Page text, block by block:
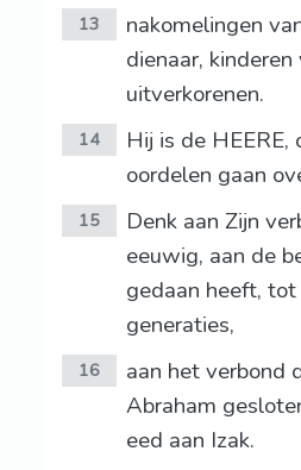
13
nakomelingen
dienaar, kinderen
uitverkorenen.
14
Hij is de HEERE,
oordelen gaan
15
Denk aan Zijn
eeuwig, aan de
gedaan heeft,
generaties,
16
aan het verbond
Abraham
eed aan Izak.